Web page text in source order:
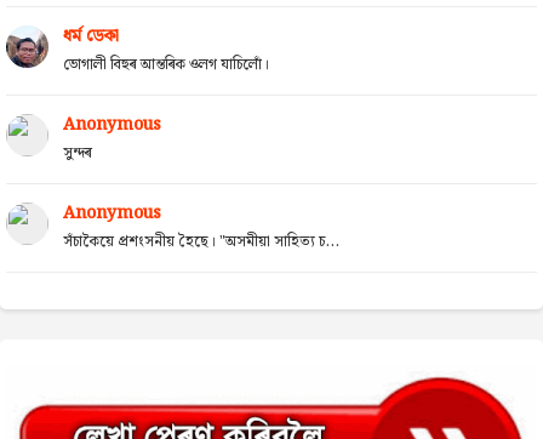
ধৰ্ম ডেকা
ভোগালী বিহুৰ আন্তৰিক ওলগ যাচিলোঁ।
Anonymous
সুন্দৰ
Anonymous
সঁচাকৈয়ে প্ৰশংসনীয় হৈছে। "অসমীয়া সাহিত্য চ...